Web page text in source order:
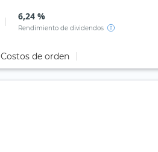
6,24 %
Rendimiento de dividendos
Costos de orden